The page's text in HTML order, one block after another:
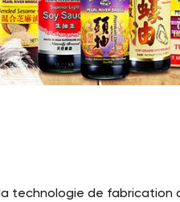
technologie de fabrication